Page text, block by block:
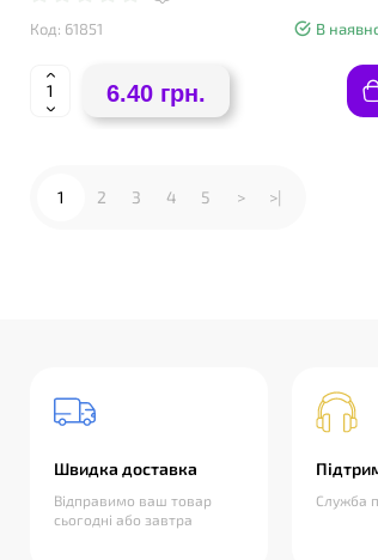
Код: 61851 В
6.40 грн.
1 2 3 4 5 > >|
Швидка доставка
Відправимо ваш товар
сьогодні або завтра
Служба